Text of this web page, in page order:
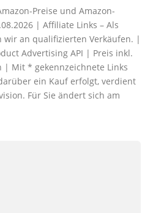
Preise und Amazon-
| Affiliate Links – Als
wir an qualifizierten Verkäufen. |
Advertising API | Preis inkl.
| Mit * gekennzeichnete Links
ein Kauf erfolgt, verdient
Für Sie ändert sich am